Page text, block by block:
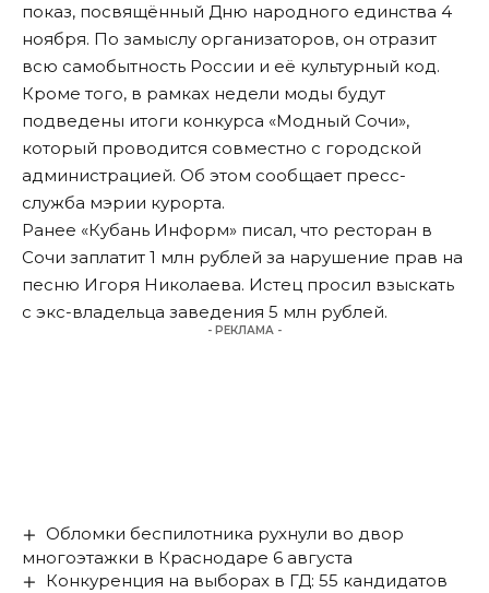
показ, посвящённый Дню народного единства 4
ноября. По замыслу организаторов, он отразит
всю самобытность России и её культурный код.
Кроме того, в рамках недели моды будут
подведены итоги конкурса «Модный Сочи»,
который проводится совместно с городской
администрацией. Об этом сообщает пресс-
служба мэрии курорта.
Ранее «Кубань Информ» писал, что ресторан в
Сочи заплатит 1 млн рублей за нарушение прав на
песню Игоря Николаева. Истец просил взыскать
с экс-владельца заведения 5 млн рублей.
- РЕКЛАМА -
Обломки беспилотника рухнули во двор
многоэтажки в Краснодаре 6 августа
Конкуренция на выборах в ГД: 55 кандидатов